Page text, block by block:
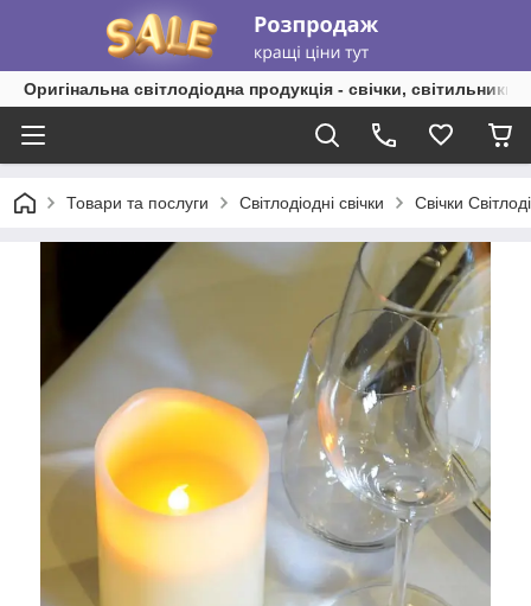
Оригінальна світлодіодна продукція - свічки, світильники,
Товари та послуги Світлодіодні свічки Свічки